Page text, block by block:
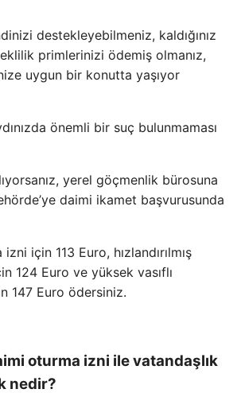
destekleyebilmeniz, kaldığınız
primlerinizi ödemiş olmanız,
uygun bir konutta yaşıyor
önemli bir suç bulunmaması
yerel göçmenlik bürosuna
daimi ikamet başvurusunda
için 113 Euro, hızlandırılmış
124 Euro ve yüksek vasıflı
147 Euro ödersiniz.
oturma izni ile vatandaşlık
nedir?